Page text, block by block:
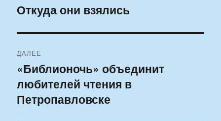
по
Предыдущая
Откуда они взялись
ДАЛЕЕ
Следующая
запись:
«Библионочь» объединит
любителей чтения в
Петропавловске